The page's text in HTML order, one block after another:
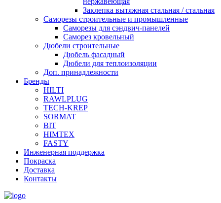
Заклепка вытяжная стальная / стальная
Саморезы строительные и промышленные
Саморезы для сэндвич-панелей
Саморез кровельный
Дюбели строительные
Дюбель фасадный
Дюбели для теплоизоляции
Доп. принадлежности
Бренды
HILTI
RAWLPLUG
TECH-KREP
SORMAT
BIT
HIMTEX
FASTY
Инженерная поддержка
Покраска
Доставка
Контакты